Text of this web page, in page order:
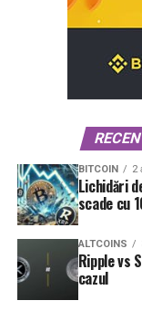
RECEN
BITCOIN 2
Lichidări
scade cu
ALTCOINS
Ripple vs
cazul